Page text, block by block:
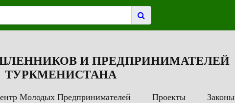
И ПРЕДПРИНИМАТЕЛЕЙ
ТУРКМЕНИСТАНА
Молодых Предпринимателей Проекты Законы